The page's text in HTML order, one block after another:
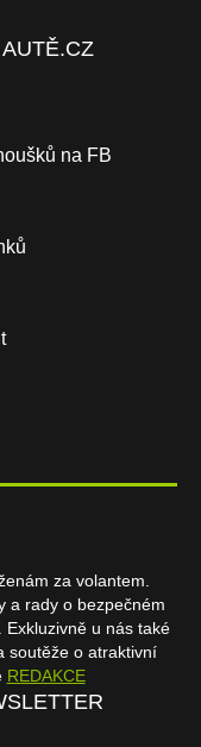
na FB
za volantem.
a rady o bezpečném
u nás také
soutěže o atraktivní
REDAKCE